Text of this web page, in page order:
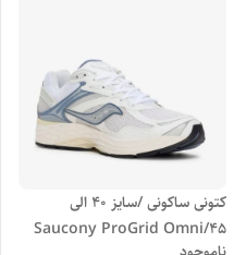
کتونی ساکونی /سایز 40 الی
45/Saucony ProGrid Omni